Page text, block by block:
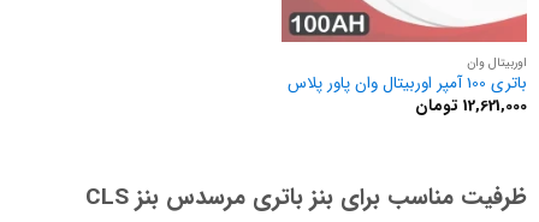
اوربیتال وان
باتری 100 آمپر اوربیتال وان پاور پلاس
12,621,000 تومان
ظرفیت مناسب برای بنز باتری مرسدس بنز CLS